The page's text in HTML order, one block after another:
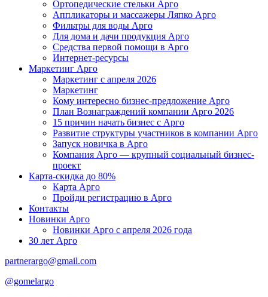
Ортопедические стельки Арго
Аппликаторы и массажеры Ляпко Арго
Фильтры для воды Арго
Для дома и дачи продукция Арго
Средства первой помощи в Арго
Интернет-ресурсы
Маркетинг Арго
Маркетинг с апреля 2026
Маркетинг
Кому интересно бизнес-предложение Арго
План Вознаграждений компании Арго 2026
15 причин начать бизнес с Арго
Развитие структуры участников в компании Арго
Запуск новичка в Арго
Компания Арго — крупный социальный бизнес-
проект
Карта-скидка до 80%
Карта Арго
Пройди регистрацию в Арго
Контакты
Новинки Арго
Новинки Арго с апреля 2026 года
30 лет Арго
partnerargo@gmail.com
@gomelargo